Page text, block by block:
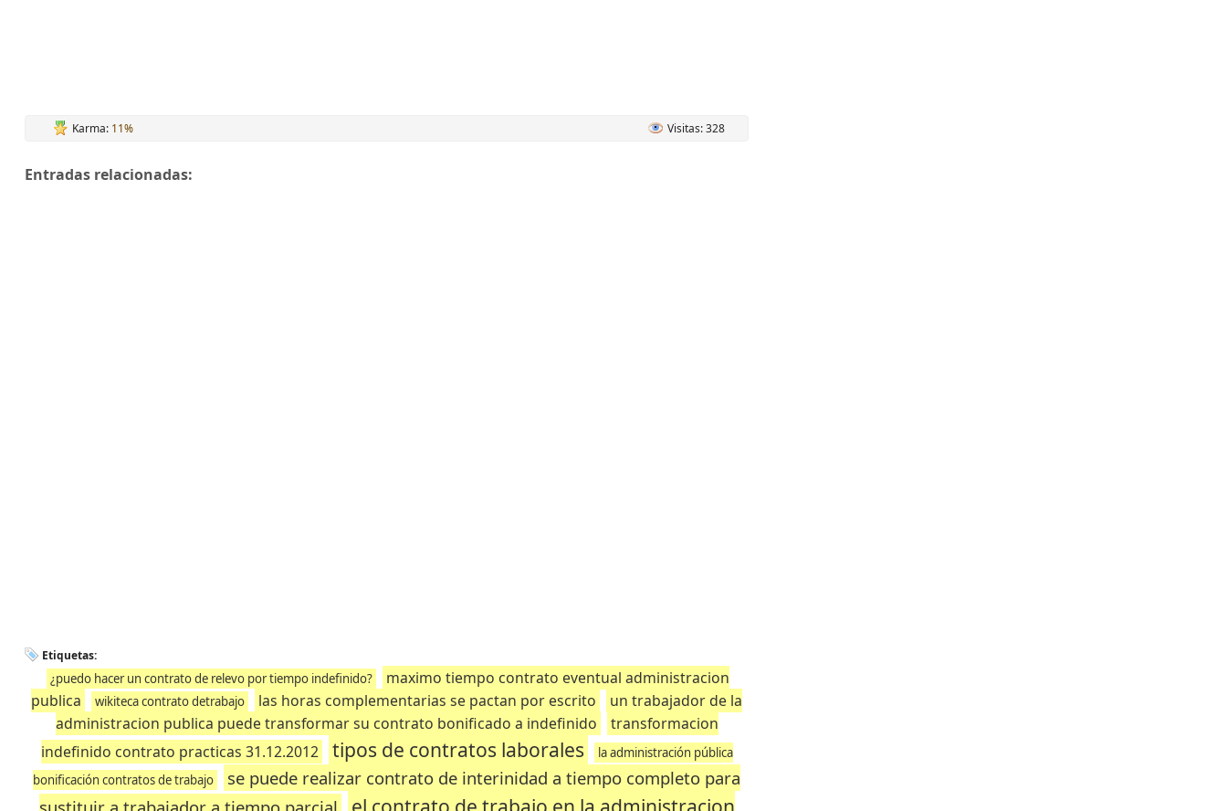
Karma: 11% Visitas: 328
Entradas relacionadas:
Etiquetas:
¿puedo hacer un contrato de relevo por tiempo indefinido?
maximo tiempo contrato eventual administracion
publica
wikiteca contrato detrabajo las horas complementarias se pactan por escrito
un trabajador de la
administracion publica puede transformar su contrato bonificado a indefinido
transformacion
indefinido contrato practicas 31.12.2012
tipos de contratos laborales
la administración pública
bonificación contratos de trabajo
se puede realizar contrato de interinidad a tiempo completo para